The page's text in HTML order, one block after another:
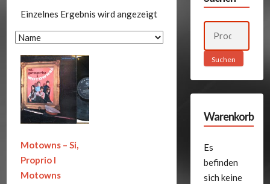
Einzelnes Ergebnis wird angezeigt
Motowns – Si,
Proprio I
Motowns
Suchen
Warenkorb
Es
befinden
sich keine